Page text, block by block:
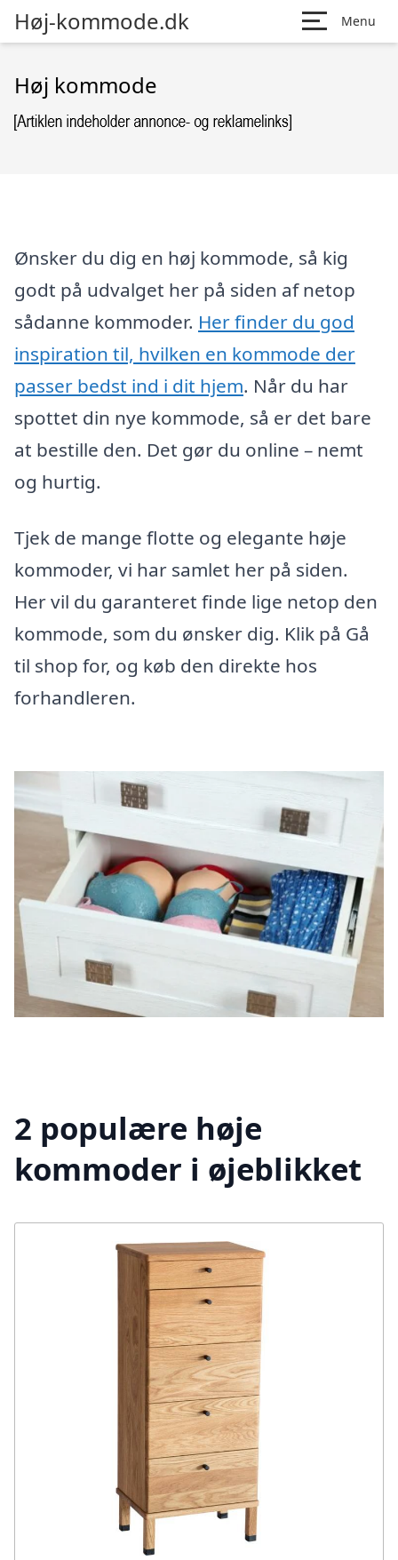
Høj-kommode.dk Menu
Høj kommode
Ønsker du dig en høj kommode, så kig
godt på udvalget her på siden af netop
sådanne kommoder. Her finder du god
inspiration til, hvilken en kommode der
passer bedst ind i dit hjem. Når du har
spottet din nye kommode, så er det bare
at bestille den. Det gør du online – nemt
og hurtig.
Tjek de mange flotte og elegante høje
kommoder, vi har samlet her på siden.
Her vil du garanteret finde lige netop den
kommode, som du ønsker dig. Klik på Gå
til shop for, og køb den direkte hos
forhandleren.
2 populære høje
kommoder i øjeblikket